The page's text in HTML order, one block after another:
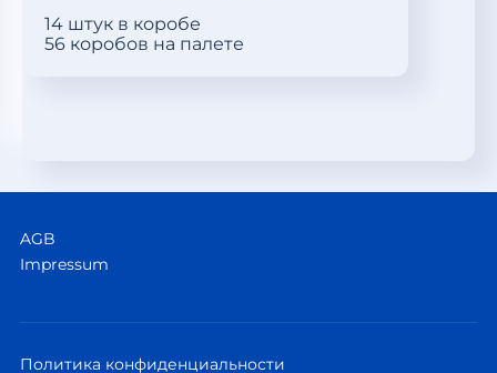
14 штук в коробе
56 коробов на палете
AGB
Impressum
Политика конфиденциальности